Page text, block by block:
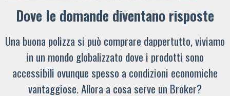
Dove le domande diventano risposte
Una buona polizza si può comprare dappertutto, viviamo
in un mondo globalizzato dove i prodotti sono
accessibili ovunque spesso a condizioni economiche
vantaggiose. Allora a cosa serve un Broker?